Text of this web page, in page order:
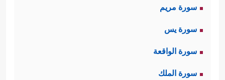
سورة مريم
سورة يس
سورة الواقعة
سورة الملك